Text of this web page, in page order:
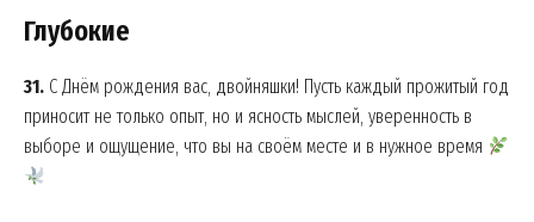
Глубокие
31. С Днём рождения вас, двойняшки! Пусть каждый прожитый год
приносит не только опыт, но и ясность мыслей, уверенность в
выборе и ощущение, что вы на своём месте и в нужное время